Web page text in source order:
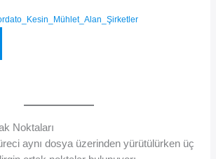
Noktaları
aynı dosya üzerinden yürütülürken üç